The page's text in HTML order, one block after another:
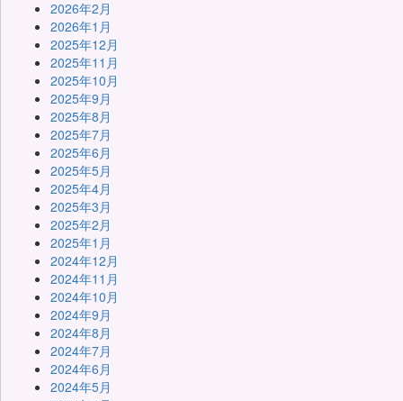
2026年2月
2026年1月
2025年12月
2025年11月
2025年10月
2025年9月
2025年8月
2025年7月
2025年6月
2025年5月
2025年4月
2025年3月
2025年2月
2025年1月
2024年12月
2024年11月
2024年10月
2024年9月
2024年8月
2024年7月
2024年6月
2024年5月